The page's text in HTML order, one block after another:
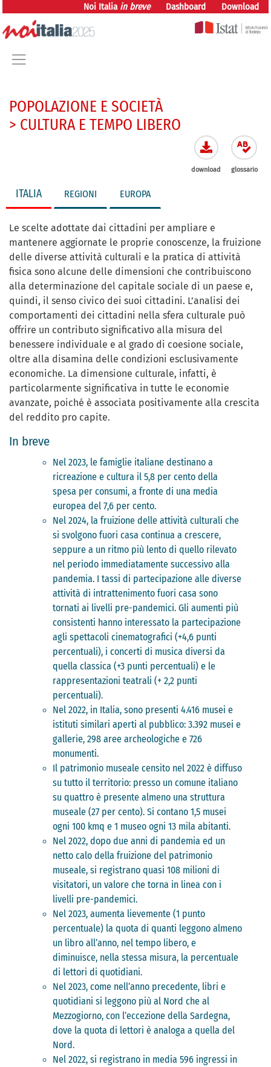
vai direttamente al contenuto
Noi Italiain breve Dashboard Download
POPOLAZIONE E SOCIETÀ
> CULTURA E TEMPO LIBERO
ITALIA REGIONI EUROPA
download glossario
Le scelte adottate dai cittadini per ampliare e
mantenere aggiornate le proprie conoscenze, la fruizione
delle diverse attività culturali e la pratica di attività
fisica sono alcune delle dimensioni che contribuiscono
alla determinazione del capitale sociale di un paese e,
quindi, il senso civico dei suoi cittadini. L’analisi dei
comportamenti dei cittadini nella sfera culturale può
offrire un contributo significativo alla misura del
benessere individuale e al grado di coesione sociale,
oltre alla disamina delle condizioni esclusivamente
economiche. La dimensione culturale, infatti, è
particolarmente significativa in tutte le economie
avanzate, poiché è associata positivamente alla crescita
del reddito pro capite.
In breve
Nel 2023, le famiglie italiane destinano a
ricreazione e cultura il 5,8 per cento della
spesa per consumi, a fronte di una media
europea del 7,6 per cento.
Nel 2024, la fruizione delle attività culturali che
si svolgono fuori casa continua a crescere,
seppure a un ritmo più lento di quello rilevato
nel periodo immediatamente successivo alla
pandemia. I tassi di partecipazione alle diverse
attività di intrattenimento fuori casa sono
tornati ai livelli pre-pandemici. Gli aumenti più
consistenti hanno interessato la partecipazione
agli spettacoli cinematografici (+4,6 punti
percentuali), i concerti di musica diversi da
quella classica (+3 punti percentuali) e le
rappresentazioni teatrali (+ 2,2 punti
percentuali).
Nel 2022, in Italia, sono presenti 4.416 musei e
istituti similari aperti al pubblico: 3.392 musei e
gallerie, 298 aree archeologiche e 726
monumenti.
Il patrimonio museale censito nel 2022 è diffuso
su tutto il territorio: presso un comune italiano
su quattro è presente almeno una struttura
museale (27 per cento). Si contano 1,5 musei
ogni 100 kmq e 1 museo ogni 13 mila abitanti.
Nel 2022, dopo due anni di pandemia ed un
netto calo della fruizione del patrimonio
museale, si registrano quasi 108 milioni di
visitatori, un valore che torna in linea con i
livelli pre-pandemici.
Nel 2023, aumenta lievemente (1 punto
percentuale) la quota di quanti leggono almeno
un libro all’anno, nel tempo libero, e
diminuisce, nella stessa misura, la percentuale
di lettori di quotidiani.
Nel 2023, come nell’anno precedente, libri e
quotidiani si leggono più al Nord che al
Mezzogiorno, con l’eccezione della Sardegna,
dove la quota di lettori è analoga a quella del
Nord.
Nel 2022, si registrano in media 596 ingressi in